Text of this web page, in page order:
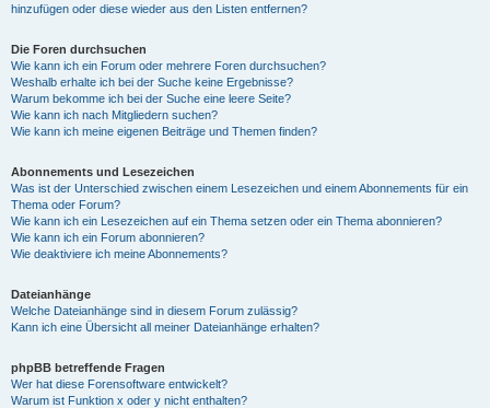
hinzufügen oder diese wieder aus den Listen entfernen?
Die Foren durchsuchen
Wie kann ich ein Forum oder mehrere Foren durchsuchen?
Weshalb erhalte ich bei der Suche keine Ergebnisse?
Warum bekomme ich bei der Suche eine leere Seite?
Wie kann ich nach Mitgliedern suchen?
Wie kann ich meine eigenen Beiträge und Themen finden?
Abonnements und Lesezeichen
Was ist der Unterschied zwischen einem Lesezeichen und einem Abonnements für ein
Thema oder Forum?
Wie kann ich ein Lesezeichen auf ein Thema setzen oder ein Thema abonnieren?
Wie kann ich ein Forum abonnieren?
Wie deaktiviere ich meine Abonnements?
Dateianhänge
Welche Dateianhänge sind in diesem Forum zulässig?
Kann ich eine Übersicht all meiner Dateianhänge erhalten?
phpBB betreffende Fragen
Wer hat diese Forensoftware entwickelt?
Warum ist Funktion x oder y nicht enthalten?